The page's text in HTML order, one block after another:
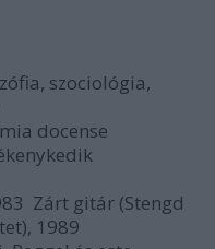
szociológia,
docense
 Zárt gitár (Stengd
1989 